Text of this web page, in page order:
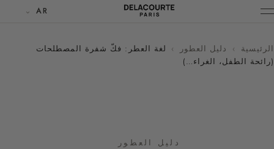
AR
الرئيسية › دليل العطور ›
لغة العطر: فكّ شفرة المصطلحات
(رائحة الطفل، الغراء…)
دليل العطور